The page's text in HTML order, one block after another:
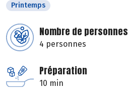
Printemps
Nombre de personnes
4 personnes
Préparation
10 min